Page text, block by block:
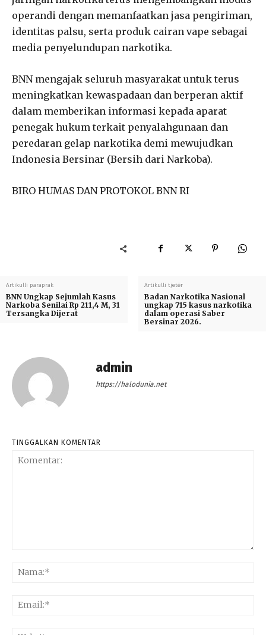
operandi dengan memanfaatkan jasa pengiriman,
identitas palsu, serta produk cairan vape sebagai
media penyelundupan narkotika.
BNN mengajak seluruh masyarakat untuk terus
meningkatkan kewaspadaan dan berperan aktif
dalam memberikan informasi kepada aparat
penegak hukum terkait penyalahgunaan dan
peredaran gelap narkotika demi mewujudkan
Indonesia Bersinar (Bersih dari Narkoba).
BIRO HUMAS DAN PROTOKOL BNN RI
Artikulli paraprak
BNN Ungkap Sejumlah Kasus
Narkoba Senilai Rp 211,4 M, 31
Tersangka Dijerat
Artikulli tjetër
Badan Narkotika Nasional
ungkap 715 kasus narkotika
dalam operasi Saber
Bersinar 2026.
admin
https://halodunia.net
TINGGALKAN KOMENTAR